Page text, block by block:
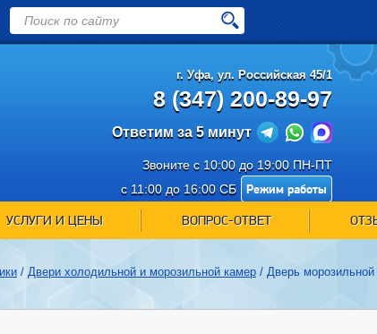
г. Уфа, ул. Российская 45/1
8 (347) 200-89-97
Ответим за 5 минут
Звоните с 10:00 до 19:00 ПН-ПТ
с 11:00 до 16:00 СБ
Режим работы
УСЛУГИ И ЦЕНЫ ВОПРОС-ОТВЕТ
/ Двери холодильной и морозильной камер / Дверь